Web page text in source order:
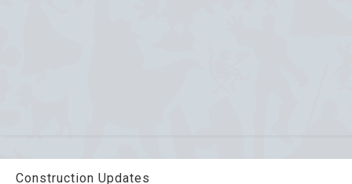
Construction Updates